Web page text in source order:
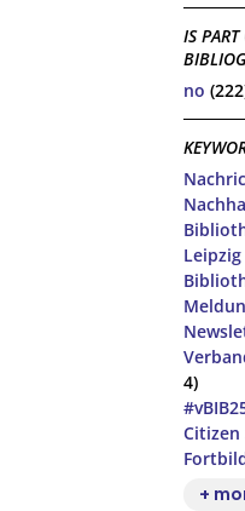
IS
no
Leipzig
4)
Citizen
+